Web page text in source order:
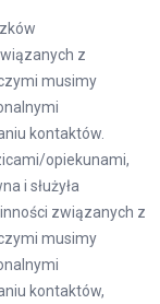
z
musimy
kontaktów.
opiekunami,
i służyła
związanych z
musimy
kontaktów,